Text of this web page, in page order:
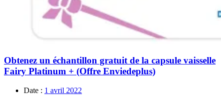
Obtenez un échantillon gratuit de la capsule vaisselle
Fairy Platinum + (Offre Enviedeplus)
Date : 1 avril 2022